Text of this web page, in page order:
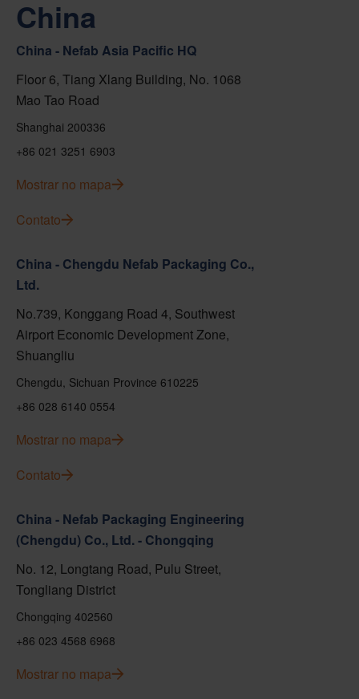
China
China - Nefab Asia Pacific HQ
Floor 6, Tiang Xlang Building, No. 1068
Mao Tao Road
Shanghai 200336
+86 021 3251 6903
Mostrar no mapa
Contato
China - Chengdu Nefab Packaging Co.,
Ltd.
No.739, Konggang Road 4, Southwest
Airport Economic Development Zone,
Shuangliu
Chengdu, Sichuan Province 610225
+86 028 6140 0554
Mostrar no mapa
Contato
China - Nefab Packaging Engineering
(Chengdu) Co., Ltd. - Chongqing
No. 12, Longtang Road, Pulu Street,
Tongliang District
Chongqing 402560
+86 023 4568 6968
Mostrar no mapa